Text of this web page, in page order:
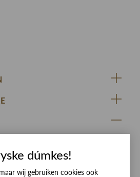
dúmkes!
wij gebruiken cookies ook